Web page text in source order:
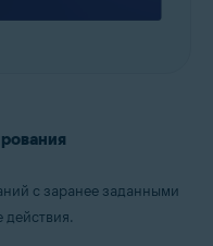
с заранее заданными